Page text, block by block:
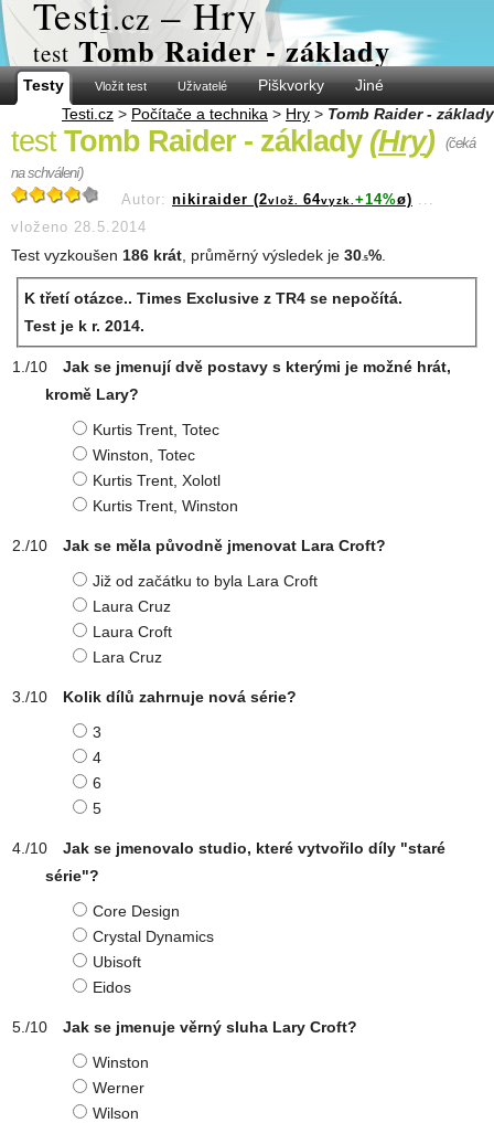
Testi.cz – Hry
test Tomb Raider - základy
Testy Vložit test Uživatelé Piškvorky
Jiné
Testi.cz > Počítače a technika > Hry > Tomb Raider - základy
test Tomb Raider - základy (Hry)
(čeká
na schválení)
Autor: nikiraider (2vlož. 64vyzk. +14%ø) ...
vloženo 28.5.2014
Test vyzkoušen 186 krát , průměrný výsledek je 30 .5%
K třetí otázce.. Times Exclusive z TR4 se nepočítá.
Test je k r. 2014.
Jak se jmenují dvě postavy s kterými je možné hrát,
kromě Lary?
Kurtis Trent, Totec
Winston, Totec
Kurtis Trent, Xolotl
Kurtis Trent, Winston
Jak se měla původně jmenovat Lara Croft?
Již od začátku to byla Lara Croft
Laura Cruz
Laura Croft
Lara Cruz
Kolik dílů zahrnuje nová série?
3
4
6
5
Jak se jmenovalo studio, které vytvořilo díly "staré
série"?
Core Design
Crystal Dynamics
Ubisoft
Eidos
Jak se jmenuje věrný sluha Lary Croft?
Winston
Werner
Wilson